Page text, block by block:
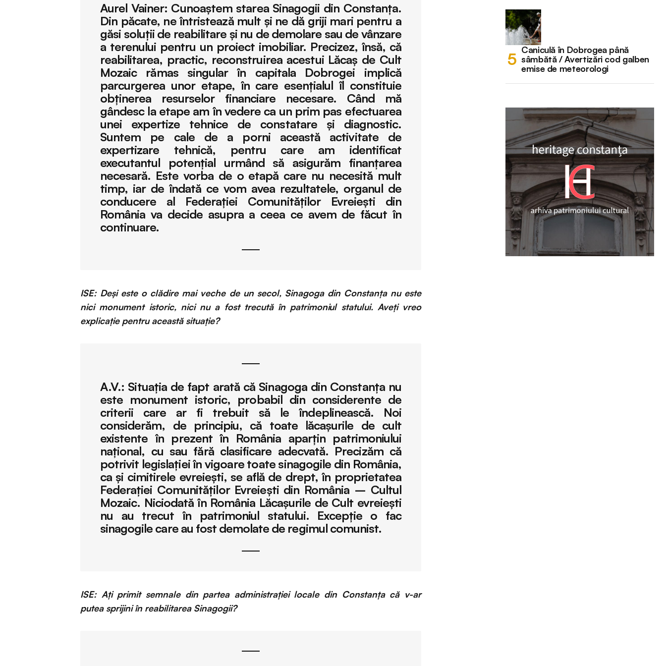
Aurel Vainer: Cunoaştem starea Sinagogii din Constanţa.
Din păcate, ne întristează mult şi ne dă griji mari pentru a
găsi soluţii de reabilitare şi nu de demolare sau de vânzare
a terenului pentru un proiect imobiliar. Precizez, însă, că
reabilitarea, practic, reconstruirea acestui Lăcaş de Cult
Mozaic rămas singular în capitala Dobrogei implică
parcurgerea unor etape, în care esenţialul îl constituie
obţinerea resurselor financiare necesare. Când mă
gândesc la etape am în vedere ca un prim pas efectuarea
unei expertize tehnice de constatare şi diagnostic.
Suntem pe cale de a porni această activitate de
expertizare tehnică, pentru care am identificat
executantul potenţial urmând să asigurăm finanţarea
necesară. Este vorba de o etapă care nu necesită mult
timp, iar de îndată ce vom avea rezultatele, organul de
conducere al Federaţiei Comunităţilor Evreieşti din
România va decide asupra a ceea ce avem de făcut în
continuare.
ISE: Deși este o clădire mai veche de un secol, Sinagoga din Constanța nu este
nici monument istoric, nici nu a fost trecută în patrimoniul statului. Aveți vreo
explicație pentru această situație?
A.V.: Situaţia de fapt arată că Sinagoga din Constanţa nu
este monument istoric, probabil din considerente de
criterii care ar fi trebuit să le îndeplinească. Noi
considerăm, de principiu, că toate lăcaşurile de cult
existente în prezent în România aparţin patrimoniului
naţional, cu sau fără clasificare adecvată. Precizăm că
potrivit legislaţiei în vigoare toate sinagogile din România,
ca şi cimitirele evreieşti, se află de drept, în proprietatea
Federaţiei Comunităţilor Evreieşti din România – Cultul
Mozaic. Niciodată în România Lăcaşurile de Cult evreieşti
nu au trecut în patrimoniul statului. Excepţie o fac
sinagogile care au fost demolate de regimul comunist.
ISE: Ați primit semnale din partea administrației locale din Constanța că v-ar
putea sprijini în reabilitarea Sinagogii?
Caniculă în Dobrogea până
sâmbătă / Avertizări cod galben
emise de meteorologi